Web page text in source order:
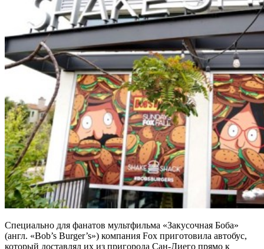
Специально для фанатов мультфильма «Закусочная Боба»
(англ. «Bob’s Burger’s») компания Fox приготовила автобус,
который доставлял их из пригорода Сан-Диего прямо к